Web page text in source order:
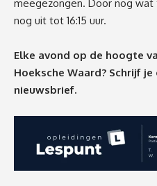
meegezongen. Door nog
nog uit tot 16:15 uur.
Elke avond op de hoogte
Hoeksche Waard? Schrijf je
nieuwsbrief.